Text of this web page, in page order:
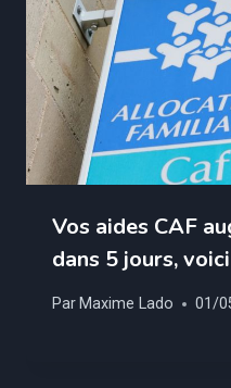
Vos aides CAF
dans 5 jours,
Par Maxime Lado 01/